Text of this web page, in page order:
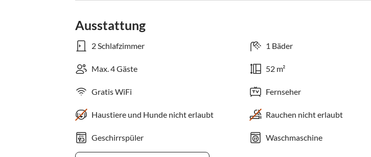
Ausstattung
2 Schlafzimmer 1 Bäder
Max. 4 Gäste 52 m²
Gratis WiFi Fernseher
Haustiere und Hunde nicht erlaubt Rauchen nicht erlaubt
Geschirrspüler Waschmaschine